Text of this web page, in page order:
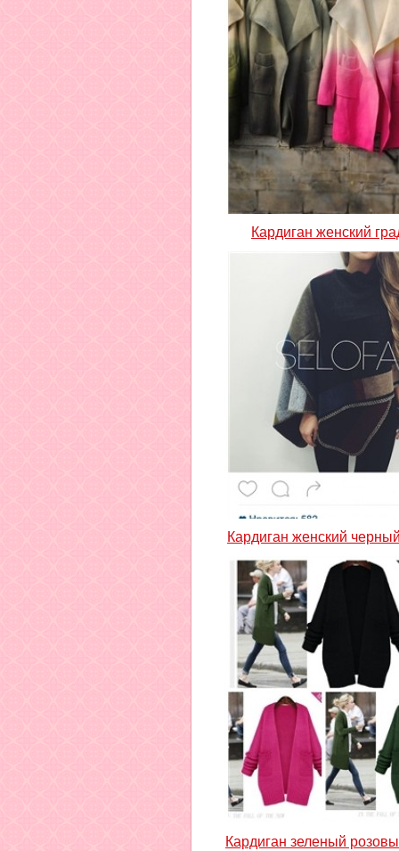
Кардиган женский
Кардиган женский
Кардиган зеленый